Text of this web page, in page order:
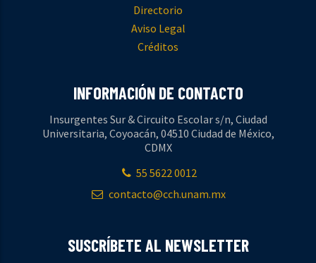
Directorio
Aviso Legal
Créditos
INFORMACIÓN DE CONTACTO
Insurgentes Sur & Circuito Escolar s/n, Ciudad
Universitaria, Coyoacán, 04510 Ciudad de México,
CDMX
55 5622 0012
contacto@cch.unam.mx
SUSCRÍBETE AL NEWSLETTER